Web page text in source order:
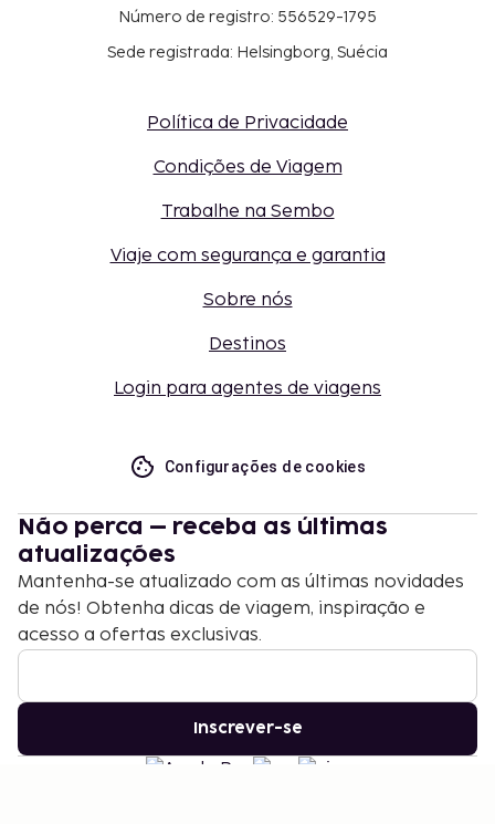
Número de registro: 556529-1795
Sede registrada: Helsingborg, Suécia
Política de Privacidade
Condições de Viagem
Trabalhe na Sembo
Viaje com segurança e garantia
Sobre nós
Destinos
Login para agentes de viagens
Configurações de cookies
Não perca – receba as últimas
atualizações
Mantenha-se atualizado com as últimas novidades
de nós! Obtenha dicas de viagem, inspiração e
acesso a ofertas exclusivas.
Inscrever-se